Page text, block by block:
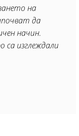
на
да
начин.
са изглеждали